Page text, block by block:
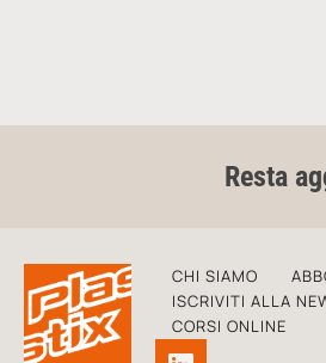
Resta
CHI SIAMO
ISCRIVITI ALLA
CORSI ONLINE